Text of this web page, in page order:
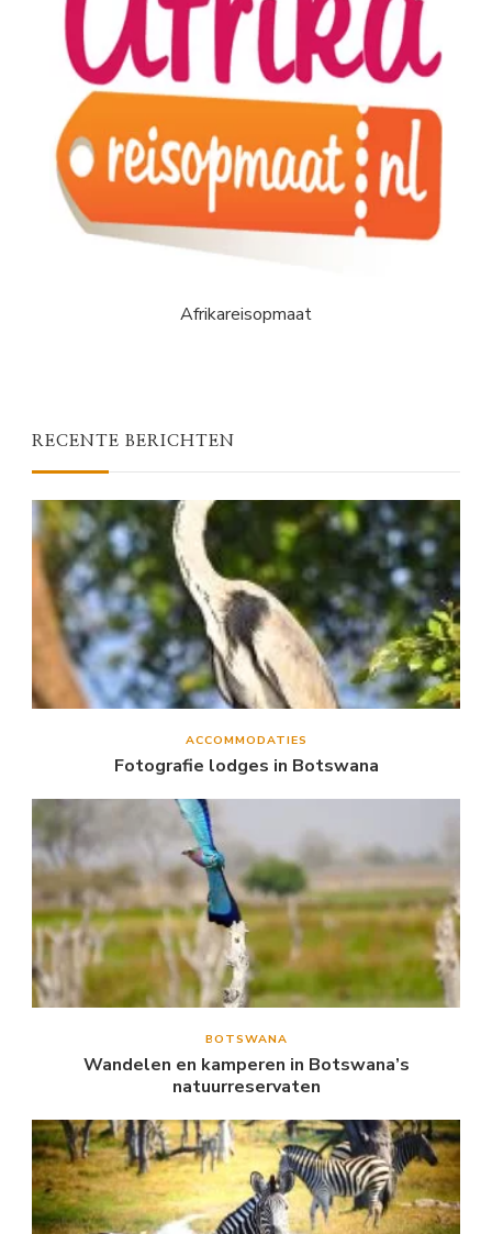
Afrikareisopmaat
RECENTE BERICHTEN
ACCOMMODATIES
Fotografie lodges in Botswana
BOTSWANA
Wandelen en kamperen in Botswana’s
natuurreservaten